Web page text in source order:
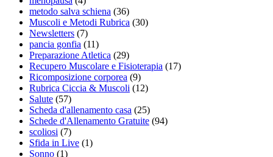
metodo salva schiena (36)
Muscoli e Metodi Rubrica (30)
Newsletters (7)
pancia gonfia (11)
Preparazione Atletica (29)
Recupero Muscolare e Fisioterapia (17)
Ricomposizione corporea (9)
Rubrica Ciccia & Muscoli (12)
Salute (57)
Scheda d'allenamento casa (25)
Schede d'Allenamento Gratuite (94)
scoliosi (7)
Sfida in Live (1)
Sonno (1)